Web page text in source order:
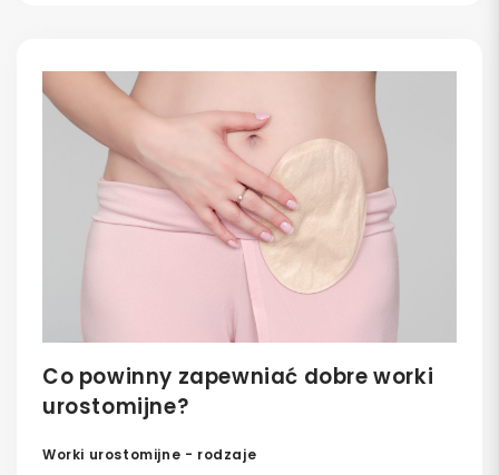
Co powinny zapewniać dobre worki
urostomijne?
Worki urostomijne - rodzaje